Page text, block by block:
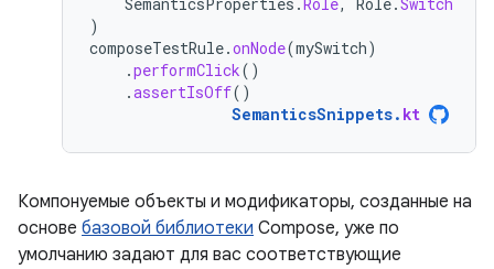
)
composeTestRule.onNode(mySwitch)
.performClick()
.assertIsOff()
SemanticsSnippets. kt
Компонуемые объекты и модификаторы, созданные на
основе базовой библиотеки Compose, уже по
умолчанию задают для вас соответствующие